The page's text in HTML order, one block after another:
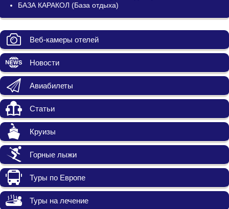
БАЗА КАРАКОЛ (База отдыха)
Веб-камеры отелей
Новости
Авиабилеты
Статьи
Круизы
Горные лыжи
Туры по Европе
Туры на лечение